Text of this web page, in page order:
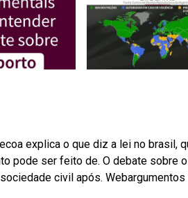
explica o que diz a lei no brasil,
pode ser feito de. O debate sobre
civil após.